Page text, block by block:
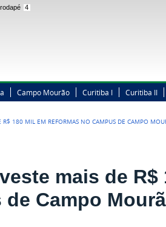
4
Campo Mourão Curitiba I Curitiba II
R$ 180 MIL EM REFORMAS NO CAMPUS DE CAMPO
mais de
Campo